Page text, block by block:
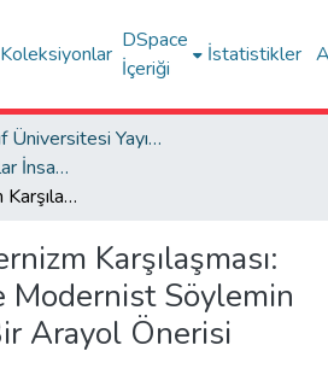
Koleksiyonlar
DSpace
İçeriği
İstatistikler
FSM Vakıf Üniversitesi Yayınları / Publications of FSM Vakif University
FSM İlmî Araştırmalar İnsan ve Toplum Bilimleri Dergisi
İslam ve Modernizm Karşılaşması: Geleneksel ve Modernist Söylemin Sorunları ve Bir Arayol Önerisi
Karşılaşması:
Modernist Söylemin
Arayol Önerisi